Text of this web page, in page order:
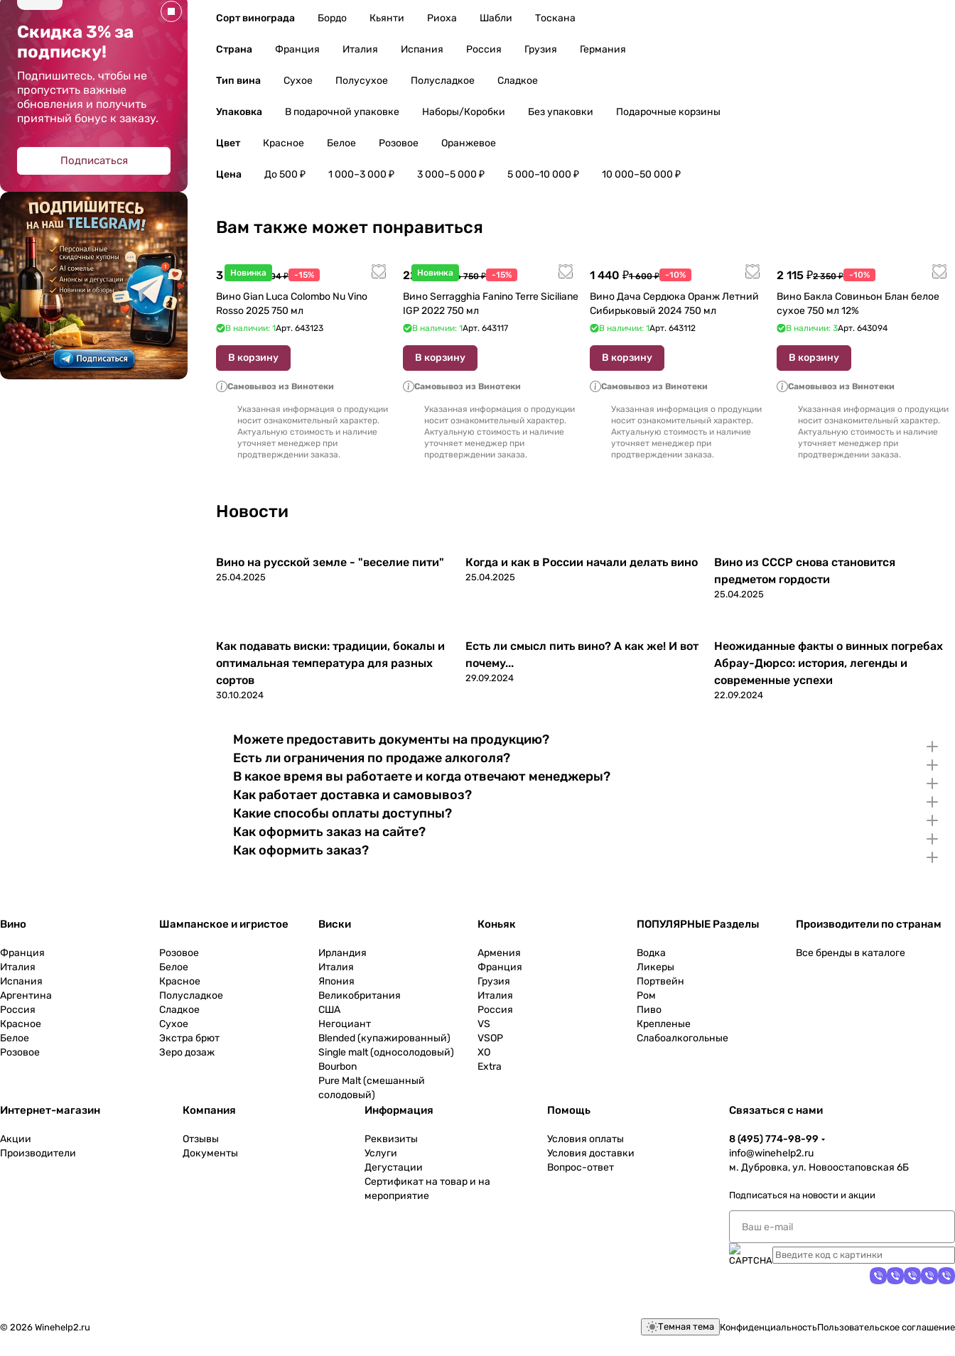
2024(3)
Скидка 3% за
подписку!
Подпишитесь, чтобы не
пропустить важные
обновления и получить
приятный бонус к заказу.
Подписаться
Сорт винограда Бордо Кьянти Риоха Шабли Тоскана
Страна Франция Италия Испания Россия Грузия Германия
Тип вина Сухое Полусухое Полусладкое Сладкое
Упаковка В подарочной упаковке Наборы/Коробки Без упаковки Подарочные корзины
Цвет Красное Белое Розовое Оранжевое
Цена До 500 ₽ 1 000–3 000 ₽ 3 000–5 000 ₽ 5 000–10 000 ₽ 10 000–50 000 ₽
Вам также может понравиться
Новинка
3 998 ₽4 704 ₽ -15%
Вино Gian Luca Colombo Nu Vino
Rosso 2025 750 мл
В наличии: 1Арт. 643123
В корзину
Самовывоз из Винотеки
Указанная информация о продукции
носит ознакомительный характер.
Актуальную стоимость и наличие
уточняет менеджер при
продтверждении заказа.
Новинка
22 738 ₽26 750 ₽ -15%
Вино Serragghia Fanino Terre Siciliane
IGP 2022 750 мл
В наличии: 1Арт. 643117
В корзину
Самовывоз из Винотеки
Указанная информация о продукции
носит ознакомительный характер.
Актуальную стоимость и наличие
уточняет менеджер при
продтверждении заказа.
1 440 ₽1 600 ₽ -10%
Вино Дача Сердюка Оранж Летний
Сибирьковый 2024 750 мл
В наличии: 1Арт. 643112
В корзину
Самовывоз из Винотеки
Указанная информация о продукции
носит ознакомительный характер.
Актуальную стоимость и наличие
уточняет менеджер при
продтверждении заказа.
2 115 ₽2 350 ₽ -10%
Вино Бакла Совиньон Блан белое
сухое 750 мл 12%
В наличии: 3Арт. 643094
В корзину
Самовывоз из Винотеки
Указанная информация о продукции
носит ознакомительный характер.
Актуальную стоимость и наличие
уточняет менеджер при
продтверждении заказа.
Новости
Вино на русской земле - "веселие пити"
25.04.2025
Когда и как в России начали делать вино
25.04.2025
Вино из СССР снова становится
предметом гордости
25.04.2025
Как подавать виски: традиции, бокалы и
оптимальная температура для разных
сортов
30.10.2024
Есть ли смысл пить вино? А как же! И вот
почему...
29.09.2024
Неожиданные факты о винных погребах
Абрау-Дюрсо: история, легенды и
современные успехи
22.09.2024
Можете предоставить документы на продукцию?
Есть ли ограничения по продаже алкоголя?
В какое время вы работаете и когда отвечают менеджеры?
Как работает доставка и самовывоз?
Какие способы оплаты доступны?
Как оформить заказ на сайте?
Как оформить заказ?
Вино
Франция
Италия
Испания
Аргентина
Россия
Красное
Белое
Розовое
Шампанское и игристое
Розовое
Белое
Красное
Полусладкое
Сладкое
Сухое
Экстра брют
Зеро дозаж
Виски
Ирландия
Италия
Япония
Великобритания
США
Негоциант
Blended (купажированный)
Single malt (односолодовый)
Bourbon
Pure Malt (смешанный
солодовый)
Коньяк
Армения
Франция
Грузия
Италия
Россия
VS
VSOP
XO
Extra
ПОПУЛЯРНЫЕ Разделы
Водка
Ликеры
Портвейн
Ром
Пиво
Крепленые
Слабоалкогольные
Производители по странам
Все бренды в каталоге
Интернет-магазин
Акции
Производители
Компания
Отзывы
Документы
Информация
Реквизиты
Услуги
Дегустации
Сертификат на товар и на
мероприятие
Помощь
Условия оплаты
Условия доставки
Вопрос-ответ
Связаться с нами
8 (495) 774-98-99
info@winehelp2.ru
м. Дубровка, ул. Новоостаповская 6Б
Подписаться на новости и акции
© 2026 Winehelp2.ru Темная тема КонфиденциальностьПользовательское соглашение